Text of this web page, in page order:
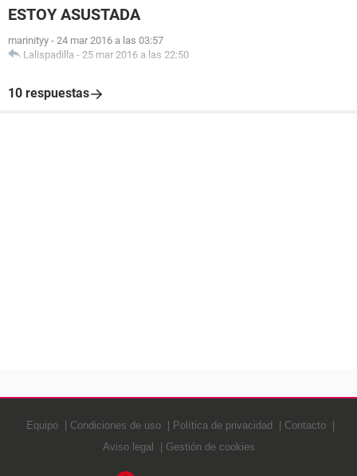
ESTOY ASUSTADA
marinityy - 24 mar 2016 a las 03:57
Lalispadilla - 25 mar 2016 a las 22:50
10 respuestas
Equipo Condiciones de uso Política de privacidad
Contacto
Aviso legal
Gestión de cookies